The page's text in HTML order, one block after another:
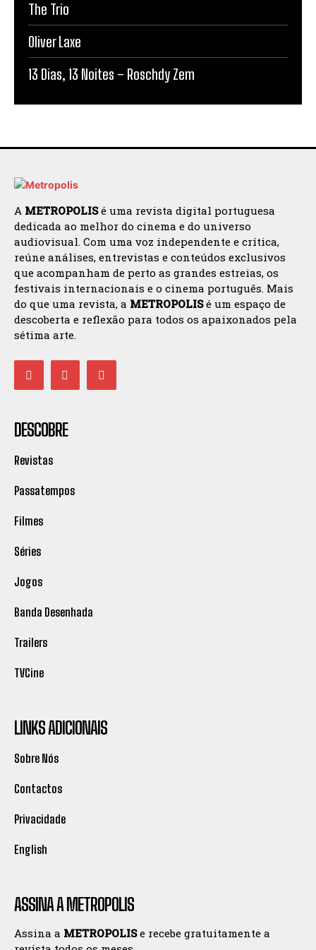
The Trio
Oliver Laxe
13 Dias, 13 Noites – Roschdy Zem
A METROPOLISé uma revista digital portuguesa
dedicada ao melhor do cinema e do universo
audiovisual. Com uma voz independente e crítica,
reúne análises, entrevistas e conteúdos exclusivos
que acompanham de perto as grandes estreias, os
festivais internacionais e o cinema português. Mais
do que uma revista, a METROPOLISé um espaço de
descoberta e reflexão para todos os apaixonados pela
sétima arte.
DESCOBRE
Revistas
Passatempos
Filmes
Séries
Jogos
Banda Desenhada
Trailers
TVCine
LINKS ADICIONAIS
Sobre Nós
Contactos
Privacidade
English
ASSINA A METROPOLIS
Assina a METROPOLISe recebe gratuitamente a